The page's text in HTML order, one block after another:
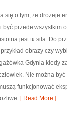
się o tym, że drożeje
przede wszystkim
jest tu siła. Do
obrazy czy
Gdynia kiedy
Nie można
funkcjonować
[ Read More ]